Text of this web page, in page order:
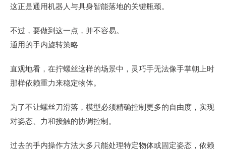
这正是通用机器人与具身智能落地的关键瓶颈。
不过，要做到这一点，并不容易。
通用的手内旋转策略
直观地看，在拧螺丝这样的场景中，灵巧手无法像手掌朝上时
那样依赖重力来稳定物体。
为了不让螺丝刀滑落，模型必须精确控制更多的自由度，实现
对姿态、力和接触的协调控制。
过去的手内操作方法大多只能处理特定物体或固定姿态，依赖